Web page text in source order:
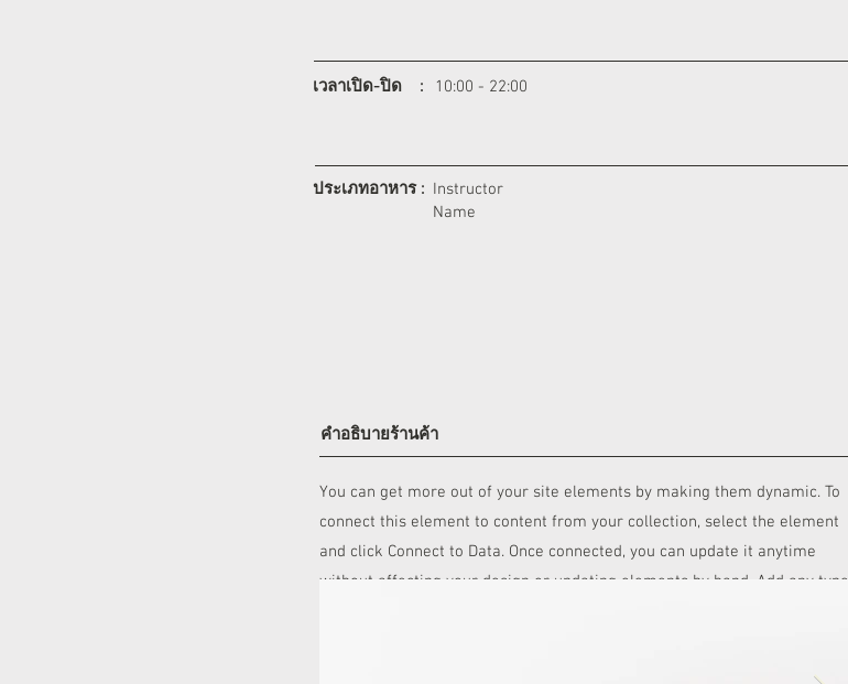
เวลาเปิด-ปิด : 10:00 - 22:00
Instructor
Name
ประเภทอาหาร :
คำอธิบายร้านค้า
You can get more out of your site elements by making them dynamic. To
connect this element to content from your collection, select the element
and click Connect to Data. Once connected, you can update it anytime
without affecting your design or updating elements by hand. Add any type